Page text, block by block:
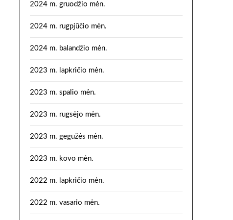
2024 m. gruodžio mėn.
2024 m. rugpjūčio mėn.
2024 m. balandžio mėn.
2023 m. lapkričio mėn.
2023 m. spalio mėn.
2023 m. rugsėjo mėn.
2023 m. gegužės mėn.
2023 m. kovo mėn.
2022 m. lapkričio mėn.
2022 m. vasario mėn.